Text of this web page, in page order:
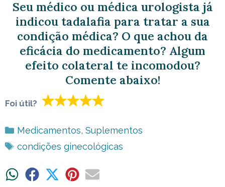
Seu médico ou médica urologista já
indicou tadalafia para tratar a sua
condição médica? O que achou da
eficácia do medicamento? Algum
efeito colateral te incomodou?
Comente abaixo!
Foi útil?
Categorias
Medicamentos, Suplementos
Tags
condições ginecológicas
ShareShare ShareShareShare